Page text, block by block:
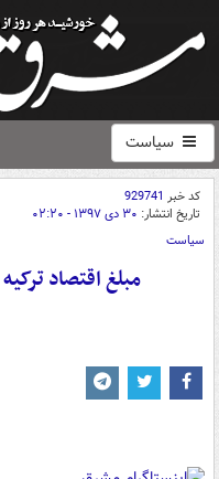
سیاست
کد خبر 929741
تاریخ انتشار: ۳۰ دی ۱۳۹۷ - ۰۲:۲۰
سیاست
مبلغ اقتصاد